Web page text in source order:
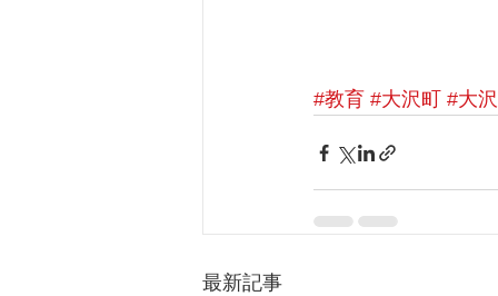
#教育 #大沢町 #大
最新記事